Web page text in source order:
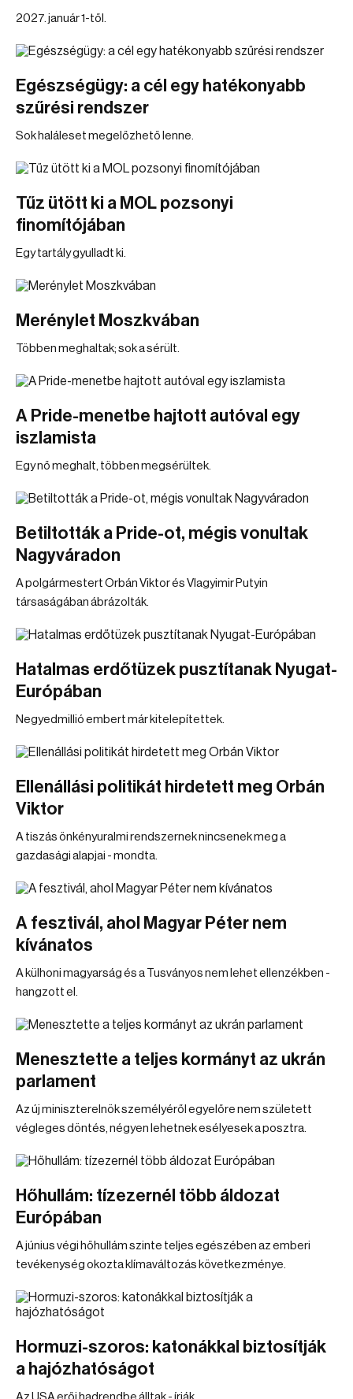
2027. január 1-től.
Egészségügy: a cél egy hatékonyabb
szűrési rendszer
Sok haláleset megelőzhető lenne.
Tűz ütött ki a MOL pozsonyi
finomítójában
Egy tartály gyulladt ki.
Merénylet Moszkvában
Többen meghaltak; sok a sérült.
A Pride-menetbe hajtott autóval egy
iszlamista
Egy nő meghalt, többen megsérültek.
Betiltották a Pride-ot, mégis vonultak
Nagyváradon
A polgármestert Orbán Viktor és Vlagyimir Putyin
társaságában ábrázolták.
Hatalmas erdőtüzek pusztítanak Nyugat-
Európában
Negyedmillió embert már kitelepítettek.
Ellenállási politikát hirdetett meg Orbán
Viktor
A tiszás önkényuralmi rendszernek nincsenek meg a
gazdasági alapjai - mondta.
A fesztivál, ahol Magyar Péter nem
kívánatos
A külhoni magyarság és a Tusványos nem lehet ellenzékben -
hangzott el.
Menesztette a teljes kormányt az ukrán
parlament
Az új miniszterelnök személyéről egyelőre nem született
végleges döntés, négyen lehetnek esélyesek a posztra.
Hőhullám: tízezernél több áldozat
Európában
A június végi hőhullám szinte teljes egészében az emberi
tevékenység okozta klímaváltozás következménye.
Hormuzi-szoros: katonákkal biztosítják
a hajózhatóságot